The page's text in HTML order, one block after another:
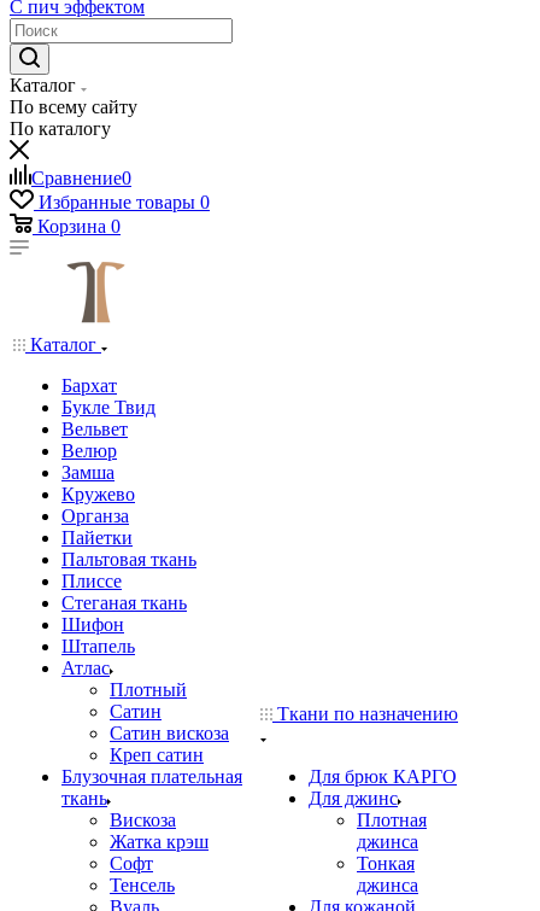
С пич эффектом
Каталог
По всему сайту
По каталогу
Сравнение0
Избранные товары 0
Корзина 0
Каталог
Бархат
Букле Твид
Вельвет
Велюр
Замша
Кружево
Органза
Пайетки
Пальтовая ткань
Плиссе
Стеганая ткань
Шифон
Штапель
Атлас
Плотный
Сатин
Сатин вискоза
Креп сатин
Блузочная плательная
ткань
Вискоза
Жатка крэш
Софт
Тенсель
Вуаль
Ткани по назначению
Для брюк КАРГО
Для джинс
Плотная
джинса
Тонкая
джинса
Для кожаной